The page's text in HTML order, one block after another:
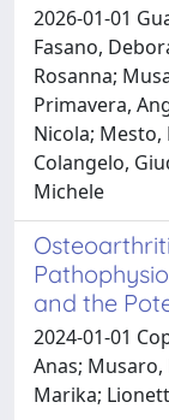
2026-01-01
Fasano,
Rosanna;
Primavera,
Nicola; Mesto,
Colangelo,
Michele
and the
2024-01-01
Anas;
Marika;